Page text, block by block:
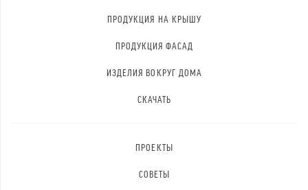
ПРОДУКЦИЯ НА КРЫШУ
ПРОДУКЦИЯ ФАСАД
ИЗДЕЛИЯ ВОКРУГ ДОМА
СКАЧАТЬ
ПРОЕКТЫ
СОВЕТЫ